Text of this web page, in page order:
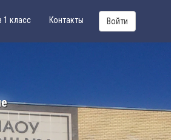
1 класс Контакты Войти